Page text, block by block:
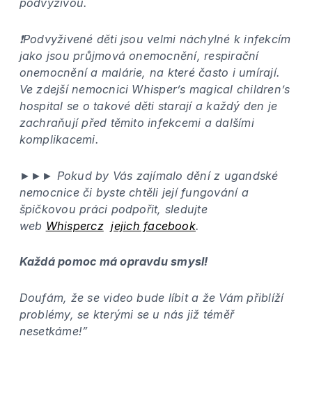
podvýživou.
❗️Podvyživené děti jsou velmi náchylné k infekcím
jako jsou průjmová onemocnění, respirační
onemocnění a malárie, na které často i umírají.
Ve zdejší nemocnici Whisper’s magical children’s
hospital se o takové děti starají a každý den je
zachraňují před těmito infekcemi a dalšími
komplikacemi.
►►► Pokud by Vás zajímalo dění z ugandské
nemocnice či byste chtěli její fungování a
špičkovou práci podpořit, sledujte
web Whispercz jejich facebook.
Každá pomoc má opravdu smysl!
Doufám, že se video bude líbit a že Vám přiblíží
problémy, se kterými se u nás již téměř
nesetkáme!”